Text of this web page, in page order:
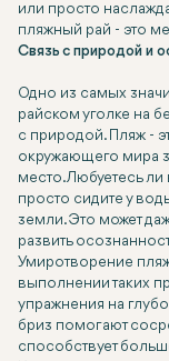
или просто
пляжный рай - это
Связь с природой и
Одно из самых
райском уголке на
с природой. Пляж -
окружающего мира
место. Любуетесь
просто сидите у
земли. Это может
развить
Умиротворение
выполнении таких
упражнения на
бриз помогают
способствует